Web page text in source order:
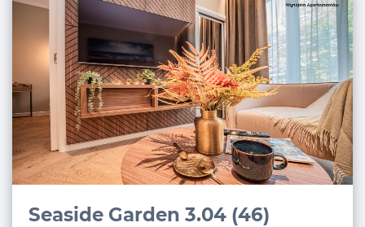
Seaside Garden 3.04 (46)